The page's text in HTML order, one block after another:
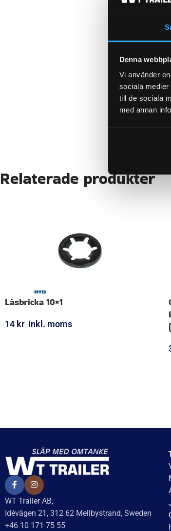
Denna
Vi använder
sociala
till de sociala
med annan
Relaterade produkter
Låsbricka 10×1
14 kr inkl. moms
WT Trailer AB,
Idévägen 21, 312 62 Mellbystrand, Sweden
+46 10 171 75 55